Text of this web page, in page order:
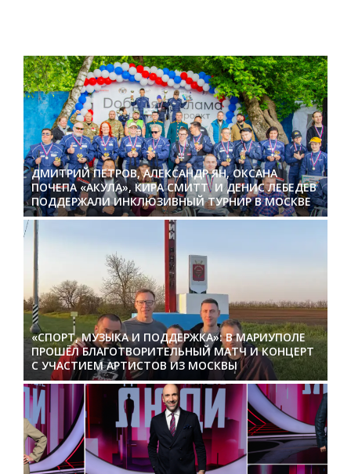
ДМИТРИЙ ПЕТРОВ, АЛЕКСАНДР ЯН, ОКСАНА
ПОЧЕПА «АКУЛА», КИРА СМИТТ И ДЕНИС ЛЕБЕДЕВ
ПОДДЕРЖАЛИ ИНКЛЮЗИВНЫЙ ТУРНИР В МОСКВЕ
«СПОРТ, МУЗЫКА И ПОДДЕРЖКА»: В МАРИУПОЛЕ
ПРОШЁЛ БЛАГОТВОРИТЕЛЬНЫЙ МАТЧ И КОНЦЕРТ
С УЧАСТИЕМ АРТИСТОВ ИЗ МОСКВЫ